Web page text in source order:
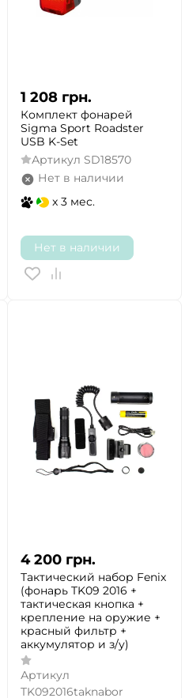
1 208 грн.
Комплект фонарей
Sigma Sport Roadster
USB K-Set
Артикул SD18570
Нет в наличии
x 3 мес.
Нет в наличии
4 200 грн.
Тактический набор Fenix
(фонарь TK09 2016 +
тактическая кнопка +
крепление на оружие +
красный фильтр +
аккумулятор и з/у)
Артикул
TK092016taknabor